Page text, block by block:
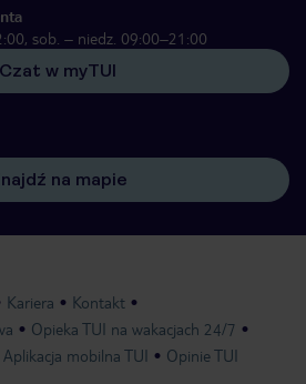
sob. – niedz. 09:00–21:00
Czat w myTUI
na mapie
Kariera
Kontakt
Opieka TUI na wakacjach 24/7
Aplikacja mobilna TUI Opinie TUI